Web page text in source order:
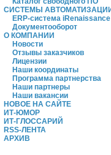
СИСТЕМЫ
ERP-система iRenaissance
Документооборот
О КОМПАНИИ
Новости
Отзывы заказчиков
Лицензии
Наши координаты
Программа партнерства
Наши партнеры
Наши вакансии
НОВОЕ НА САЙТЕ
ИТ-ЮМОР
ИТ-ГЛОССАРИЙ
RSS-ЛЕНТА
АРХИВ